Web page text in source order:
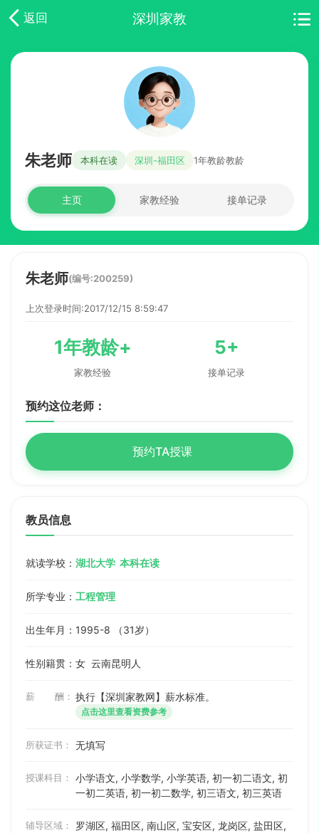
返回 深圳家教
朱老师 本科在读 深圳-福田区 1年教龄教龄
主页 家教经验 接单记录
朱老师(编号:200259)
上次登录时间:2017/12/15 8:59:47
1年教龄+
家教经验
5+
接单记录
预约这位老师：
预约TA授课
教员信息
就读学校： 湖北大学 本科在读
所学专业： 工程管理
出生年月：1995-8 （31岁）
性别籍贯：女 云南昆明人
薪 酬： 执行【深圳家教网】薪水标准。
点击这里查看资费参考
所获证书： 无填写
授课科目：
小学语文, 小学数学, 小学英语, 初一初二语文, 初
一初二英语, 初一初二数学, 初三语文, 初三英语
辅导区域：
罗湖区, 福田区, 南山区, 宝安区, 龙岗区, 盐田区,